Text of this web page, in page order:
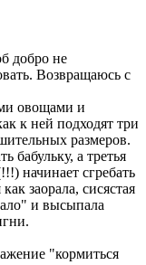
добро не
Возвращаюсь с
овощами и
к ней подходят три
размеров.
бабульку, а третья
начинает сгребать
заорала, сисястая
и высыпала
"кормиться